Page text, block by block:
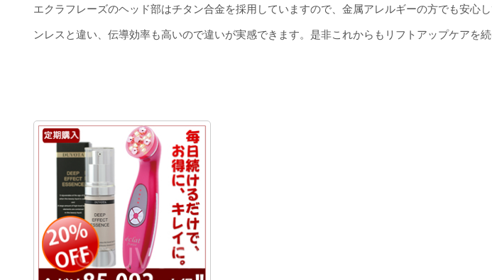
エクラフレーズのヘッド部はチタン合金を採用していますので、金属アレルギーの方でも安心
ンレスと違い、伝導効率も高いので違いが実感できます。是非これからもリフトアップケアを